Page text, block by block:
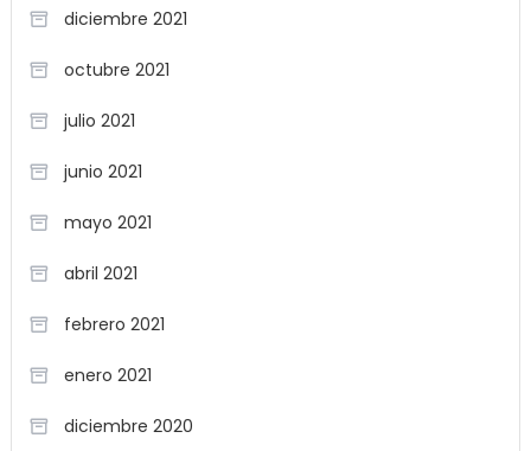
diciembre 2021
octubre 2021
julio 2021
junio 2021
mayo 2021
abril 2021
febrero 2021
enero 2021
diciembre 2020